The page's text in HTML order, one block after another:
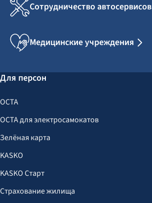
Сотрудничество автосервисов
Медицинские учреждения
Для персон
OCTA
OCTA для электросамокатов
Зелёная карта
KASKO
KASKO Старт
Страхование жилища